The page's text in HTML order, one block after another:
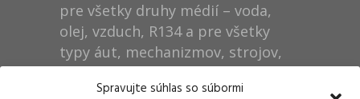
Spravujte súhlas so súbormi
pre všetky druhy médií – voda,
olej, vzduch, R134 a pre všetky
typy áut, mechanizmov, strojov,
technológií, rušňov…